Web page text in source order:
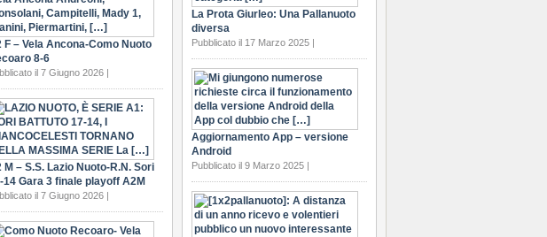
La Prota Giurleo: Una Pallanuoto
diversa
Pubblicato il 17 Marzo 2025 |
Aggiornamento App – versione
Android
Pubblicato il 9 Marzo 2025 |
F – Vela Ancona-Como Nuoto
8-6
il 7 Giugno 2026 |
M – S.S. Lazio Nuoto-R.N. Sori
14 Gara 3 finale playoff A2M
il 7 Giugno 2026 |